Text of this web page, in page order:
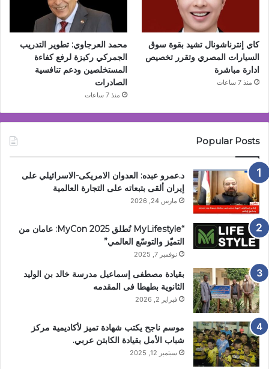
كاي إنترناشونال تشيد بقوة سوق
السيارات المصري وتقرر تخصيص
ادارة مباشرة
منذ 7 ساعات
محمد العرجاوي: تطوير التدريب
الجمركي ركيزة لرفع كفاءة
المستخلصين ودعم تنافسية
الصادرات
منذ 7 ساعات
Popular Posts
د.عمرو عبده: العدوان الامريكى-الاسرائيلي على
إيران ألقى بتبعاته على التجارة العالمية
مارس 24, 2026
“MyLifestyle تُطلق MyCon 2025: عامان من
التميّز والتوسّع العالمي”
نوفمبر 7, 2025
بقيادة مصطفى إسماعيل مدرسة خالد بن الوليد
الثانوية بطهطا فى المقدمه
فبراير 2, 2026
موسم ناجح يكتب شهادة تميز لأكاديمية مركز
شباب الأمل بقيادة الكابتن عربي.
سبتمبر 12, 2025